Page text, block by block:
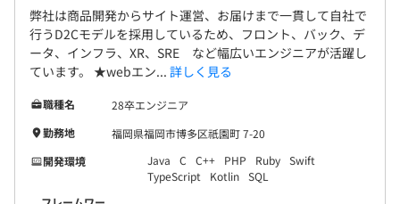
弊社は商品開発からサイト運営、お届けまで一貫して自社で
行うD2Cモデルを採用しているため、フロント、バック、デ
ータ、インフラ、XR、SRE など幅広いエンジニアが活躍し
ています。 ★webエン... 詳しく見る
職種名
28卒エンジニア
勤務地
福岡県福岡市博多区祇園町 7-20
開発環境
Java C C++ PHP Ruby Swift
TypeScript
Kotlin SQL